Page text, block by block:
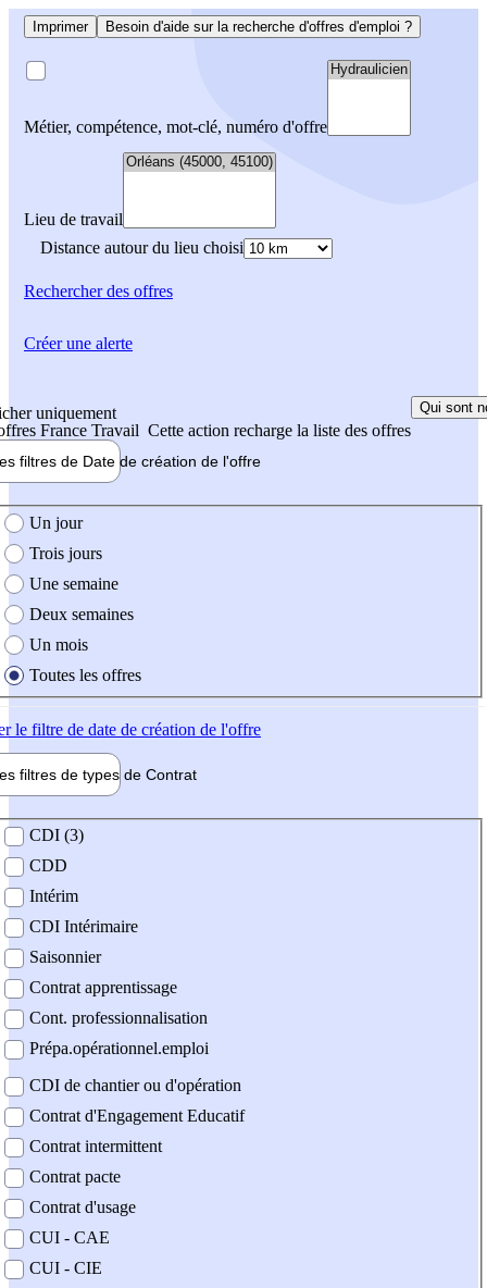
Imprimer Besoin d'aide sur la recherche d'offres d'emploi ?
Métier, compétence, mot-clé, numéro d'offre
Lieu de travail
Distance autour du lieu choisi
Rechercherdes offres
uniquement
France Travail Cette action recharge la liste des offres
Qui sont
filtres de Date de création de l'offre
création de l'offre
Un jour
Trois jours
Une semaine
Deux semaines
Un mois
Toutes les offres
le filtre de date de création de l'offre
filtres de types de Contrat
contrat
CDI (3)
CDD
Intérim
CDI Intérimaire
Saisonnier
Contrat apprentissage
Cont. professionnalisation
Prépa.opérationnel.emploi
CDI de chantier ou d'opération
Contrat d'Engagement Educatif
Contrat intermittent
Contrat pacte
Contrat d'usage
CUI - CAE
CUI - CIE
Créer une alerte